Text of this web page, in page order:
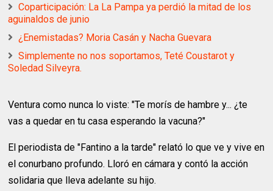
Coparticipación: La La Pampa ya perdió la mitad de los
aguinaldos de junio
¿Enemistadas? Moria Casán y Nacha Guevara
Simplemente no nos soportamos, Teté Coustarot y
Soledad Silveyra.
Ventura como nunca lo viste: "Te morís de hambre y... ¿te
vas a quedar en tu casa esperando la vacuna?"
El periodista de "Fantino a la tarde" relató lo que ve y vive en
el conurbano profundo. Lloró en cámara y contó la acción
solidaria que lleva adelante su hijo.